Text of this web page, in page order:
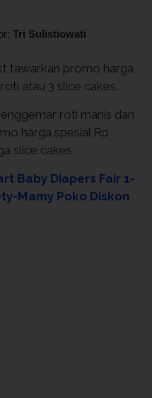
Tri Sulistiowati
tawarkan promo harga
atau 3 slice cakes.
roti manis dan
harga spesial Rp
slice cakes.
Baby Diapers Fair 1-
Mamy Poko Diskon